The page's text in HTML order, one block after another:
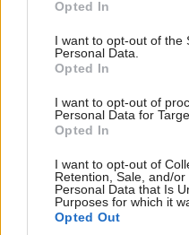
use your data for below
consent section.
Opted In
I want to opt-out of the
Personal Data.
Opted In
I want to opt-out of
Personal Data for
Opted In
I want to opt-out of
Retention, Sale, and/
Personal Data that Is
Purposes for which it
Opted Out
Tagy:
nízkoenergetický dom